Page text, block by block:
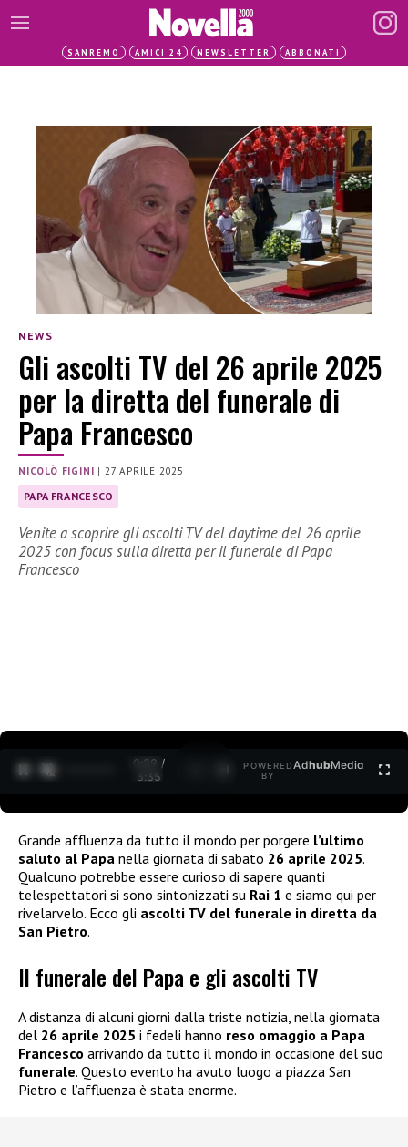
SANREMO AMICI 24 NEWSLETTER ABBONATI
NEWS
Gli ascolti TV del 26 aprile 2025
per la diretta del funerale di
Papa Francesco
NICOLÒ FIGINI | 27 APRILE 2025
PAPA FRANCESCO
Venite a scoprire gli ascolti TV del daytime del 26 aprile
2025 con focus sulla diretta per il funerale di Papa
Francesco
0:30 /
3:35
POWERED
BY
AdhubMedia
Grande affluenza da tutto il mondo per porgere l’ultimo
saluto al Papa nella giornata di sabato 26 aprile 2025.
Qualcuno potrebbe essere curioso di sapere quanti
telespettatori si sono sintonizzati su Rai 1 e siamo qui per
rivelarvelo. Ecco gli ascolti TV del funerale in diretta da
San Pietro.
Il funerale del Papa e gli ascolti TV
A distanza di alcuni giorni dalla triste notizia, nella giornata
del 26 aprile 2025 i fedeli hanno reso omaggio a Papa
Francesco arrivando da tutto il mondo in occasione del suo
funerale. Questo evento ha avuto luogo a piazza San
Pietro e l’affluenza è stata enorme.